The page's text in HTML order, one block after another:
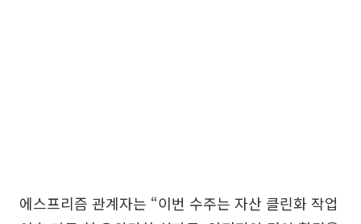
에스프리즘 관계자는 “이번 수주는 자산 클린화 작업